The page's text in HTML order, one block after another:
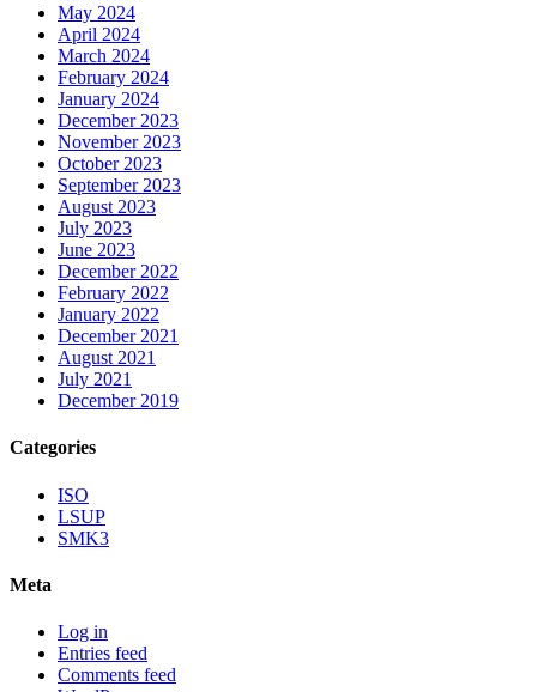
May 2024
April 2024
March 2024
February 2024
January 2024
December 2023
November 2023
October 2023
September 2023
August 2023
July 2023
June 2023
December 2022
February 2022
January 2022
December 2021
August 2021
July 2021
December 2019
Categories
ISO
LSUP
SMK3
Meta
Log in
Entries feed
Comments feed